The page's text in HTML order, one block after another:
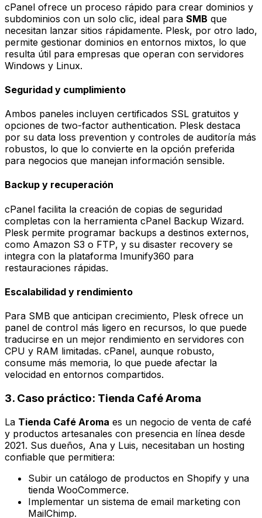
cPanel ofrece un proceso rápido para crear dominios y
subdominios con un solo clic, ideal para SMB que
necesitan lanzar sitios rápidamente. Plesk, por otro lado,
permite gestionar dominios en entornos mixtos, lo que
resulta útil para empresas que operan con servidores
Windows y Linux.
Seguridad y cumplimiento
Ambos paneles incluyen certificados SSL gratuitos y
opciones de two-factor authentication. Plesk destaca
por su data loss prevention y controles de auditoría más
robustos, lo que lo convierte en la opción preferida
para negocios que manejan información sensible.
Backup y recuperación
cPanel facilita la creación de copias de seguridad
completas con la herramienta cPanel Backup Wizard.
Plesk permite programar backups a destinos externos,
como Amazon S3 o FTP, y su disaster recovery se
integra con la plataforma Imunify360 para
restauraciones rápidas.
Escalabilidad y rendimiento
Para SMB que anticipan crecimiento, Plesk ofrece un
panel de control más ligero en recursos, lo que puede
traducirse en un mejor rendimiento en servidores con
CPU y RAM limitadas. cPanel, aunque robusto,
consume más memoria, lo que puede afectar la
velocidad en entornos compartidos.
3. Caso práctico: Tienda Café Aroma
La Tienda Café Aroma es un negocio de venta de café
y productos artesanales con presencia en línea desde
2021. Sus dueños, Ana y Luis, necesitaban un hosting
confiable que permitiera:
Subir un catálogo de productos en Shopify y una
tienda WooCommerce.
Implementar un sistema de email marketing con
MailChimp.